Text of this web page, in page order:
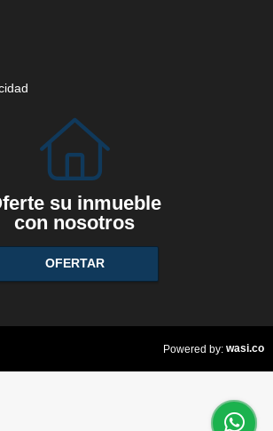
su inmueble
con nosotros
OFERTAR
Powered by: wasi.co